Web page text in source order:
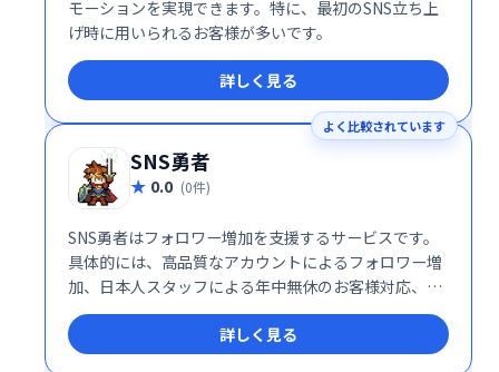
モーションを実現できます。特に、最初のSNS立ち上
げ時に用いられるお客様が多いです。
詳しく見る
よく比較されています
SNS勇者
0.0 (0件)
SNS勇者はフォロワー増加を支援するサービスです。
具体的には、高品質なアカウントによるフォロワー増
加、日本人スタッフによる年中無休のお客様対応、減
少補填、返金保証を揃えた安心できる環境の整備を強
みとしており、お客様のSNSプロモーションを支援し
ております。
詳しく見る